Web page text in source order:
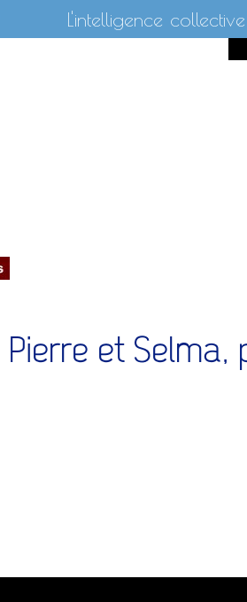
L'intelligence collective
Pierre et Selma,